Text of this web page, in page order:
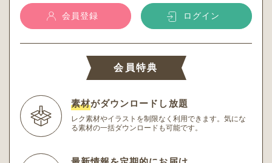
会員登録 ログイン
会員特典
素材がダウンロードし放題
レク素材やイラストを制限なく利用できます。 気にな
る素材の一括ダウンロードも可能です。